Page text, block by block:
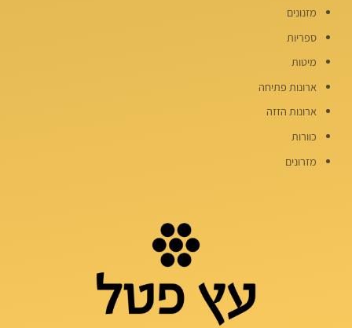
מזנונים
ספריות
מיטות
ארונות פתיחה
ארונות הזזה
כוורות
מזרונים